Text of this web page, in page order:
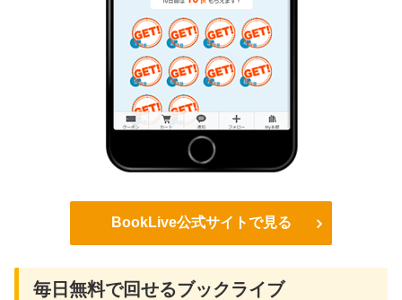
BookLive公式サイトで見る
毎日無料で回せるブックライブ